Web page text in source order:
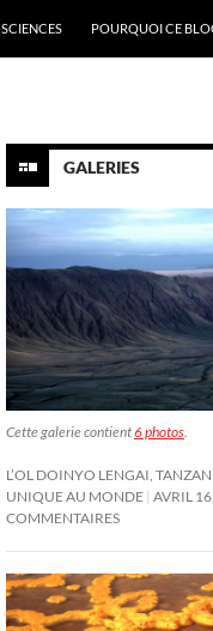
POURQUOI CE
GALERIES
Cette galerie contient6 photos.
L’OL DOINYO LENGAI,
UNIQUE AU MONDE AVRIL
COMMENTAIRES